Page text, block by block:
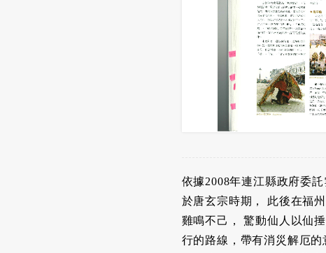
依據2008年連江縣政府委
於唐玄宗時期， 此後在福
雞鳴不己， 驚動仙人以仙
行的路線，帶有消災解厄